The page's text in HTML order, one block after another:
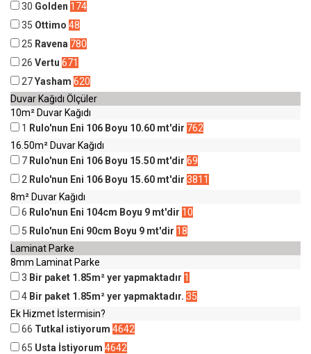
30 Golden 174
35 Ottimo 48
25 Ravena 780
26 Vertu 671
27Yasham 620
Duvar Kağıdı Ölçüler
10m² Duvar Kağıdı
1 Rulo'nun Eni 106 Boyu 10.60 mt'dir 762
16.50m² Duvar Kağıdı
7 Rulo'nun Eni 106 Boyu 15.50 mt'dir 69
2 Rulo'nun Eni 106 Boyu 15.60 mt'dir 3811
8m² Duvar Kağıdı
6 Rulo'nun Eni 104cm Boyu 9 mt'dir 10
5 Rulo'nun Eni 90cm Boyu 9 mt'dir 18
Laminat Parke
8mm Laminat Parke
3 Bir paket 1.85m² yer yapmaktadır 1
4 Bir paket 1.85m² yer yapmaktadır. 35
Ek Hizmet İstermisin?
66 Tutkal istiyorum 4642
65 Usta İstiyorum 4642